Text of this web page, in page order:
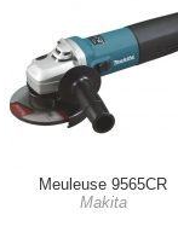
Meuleuse 9565CR
Makita